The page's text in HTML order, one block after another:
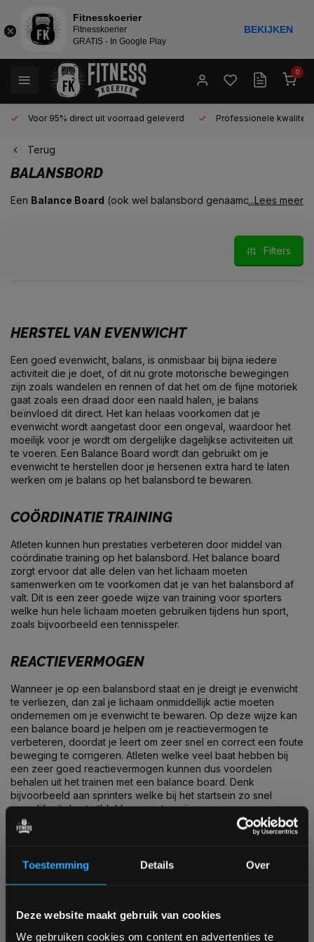
Toestemming Details Over
Deze website maakt gebruik van cookies
We gebruiken cookies om content en advertenties te
0
Voor 95% direct uit voorraad geleverd Professionele kwaliteit
Terug
BALANSBORD
Een Balance Board (ook wel balansbord genaamd) kan op
is een goedkoop fitnessartikel welke je toch vele voordelen
kan bieden. Iedereen kan deze voordelen benutten door het
toevoegen van een balance board aan je bestaande fitness of
...Lees meer
Filters
HERSTEL VAN EVENWICHT
Een goed evenwicht, balans, is onmisbaar bij bijna iedere
activiteit die je doet, of dit nu grote motorische bewegingen
zijn zoals wandelen en rennen of dat het om de fijne motoriek
gaat zoals een draad door een naald halen, je balans
beïnvloed dit direct. Het kan helaas voorkomen dat je
evenwicht wordt aangetast door een ongeval, waardoor het
moeilijk voor je wordt om dergelijke dagelijkse activiteiten uit
te voeren. Een Balance Board wordt dan gebruikt om je
evenwicht te herstellen door je hersenen extra hard te laten
werken om je balans op het balansbord te bewaren.
COÖRDINATIE TRAINING
Atleten kunnen hun prestaties verbeteren door middel van
coördinatie training op het balansbord. Het balance board
zorgt ervoor dat alle delen van het lichaam moeten
samenwerken om te voorkomen dat je van het balansbord af
valt. Dit is een zeer goede wijze van training voor sporters
welke hun hele lichaam moeten gebruiken tijdens hun sport,
zoals bijvoorbeeld een tennisspeler.
REACTIEVERMOGEN
Wanneer je op een balansbord staat en je dreigt je evenwicht
te verliezen, dan zal je lichaam onmiddellijk actie moeten
ondernemen om je evenwicht te bewaren. Op deze wijze kan
een balance board je helpen om je reactievermogen te
verbeteren, doordat je leert om zeer snel en correct een foute
beweging te corrigeren. Atleten welke veel baat hebben bij
een zeer goed reactievermogen kunnen dus voordelen
behalen uit het trainen met een balance board. Denk
bijvoorbeeld aan sprinters welke bij het startsein zo snel
mogelijk uit de startblokken moeten zijn.
Een studie welke in 2004 gepubliceerd was in “American
Journal of Sports Medicine” toonde aan dat dames welke
van volleybal, duidelijk minder last hadden van verstuikte
balance board. Hieruit is de conclusie getrokken dat het
Bam! 5% korting op je volgende
bestelling
Fitnesskoerier
Fitnesskoerier
GRATIS - In Google Play
BEKIJKEN